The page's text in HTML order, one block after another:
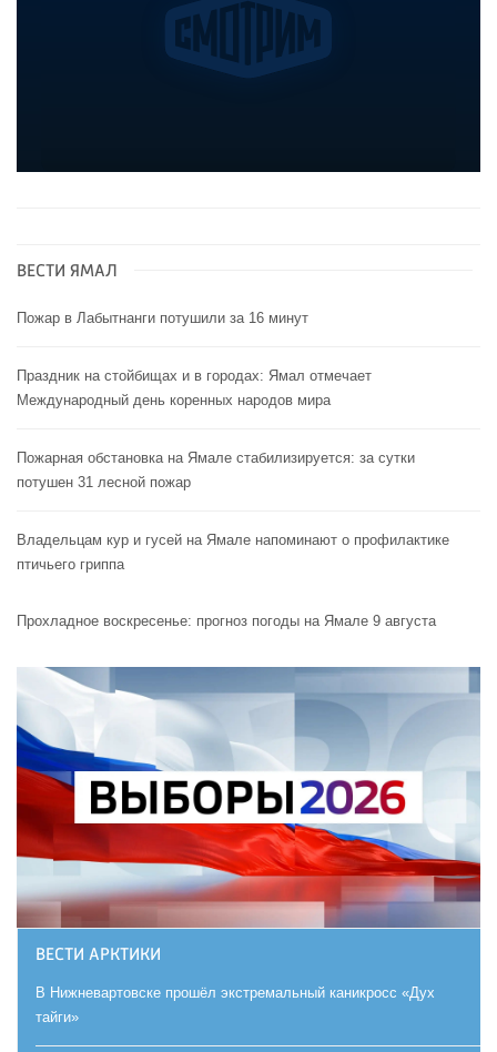
ВЕСТИ ЯМАЛ
Пожар в Лабытнанги потушили за 16 минут
Праздник на стойбищах и в городах: Ямал отмечает
Международный день коренных народов мира
Пожарная обстановка на Ямале стабилизируется: за сутки
потушен 31 лесной пожар
Владельцам кур и гусей на Ямале напоминают o профилактике
птичьего гриппа
Прохладное воскресенье: прогноз погоды на Ямале 9 августа
ВЕСТИ АРКТИКИ
В Нижневартовске прошёл экстремальный каникросс «Дух
тайги»